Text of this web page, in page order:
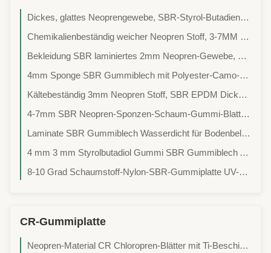
Dickes, glattes Neoprengewebe, SBR-Styrol-Butadien-Gummi
Chemikalienbeständig weicher Neopren Stoff, 3-7MM SBR Neopren Schwamm
Bekleidung SBR laminiertes 2mm Neopren-Gewebe, Polyester Jersey dünnes Neopren-Gewebe
4mm Sponge SBR Gummiblech mit Polyester-Camo-Doppelseite
Kältebeständig 3mm Neopren Stoff, SBR EPDM Dicke Scuba Stoff
4-7mm SBR Neopren-Sponzen-Schaum-Gummi-Blatt-Rolle Unbro Ken Loop
Laminate SBR Gummiblech Wasserdicht für Bodenbelag Mesh Hautoberfläche
4 mm 3 mm Styrolbutadiol Gummi SBR Gummiblech Abrasionsbeständigkeit
8-10 Grad Schaumstoff-Nylon-SBR-Gummiplatte UV-beständig für Pferde
CR-Gummiplatte
Neopren-Material CR Chloropren-Blätter mit Ti-Beschichtung Glatte Haut für starke Titanabhängigkeit in Badebekleidung und Wasserschienen